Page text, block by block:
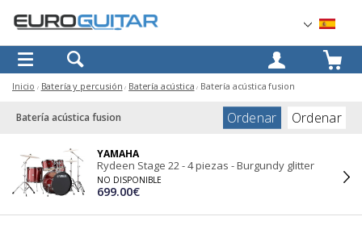
OK
Inicio Batería y percusión Batería acústica Batería acústica fusion
Batería acústica fusion Ordenar Ordenar
YAMAHA
Rydeen Stage 22 - 4 piezas - Burgundy glitter
NO DISPONIBLE
699.00€